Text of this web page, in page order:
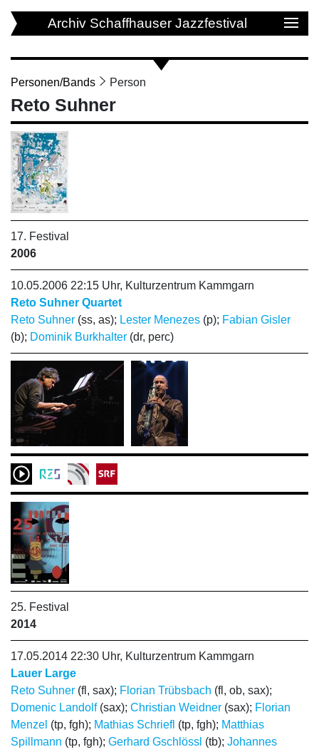
Archiv Schaffhauser Jazzfestival
Personen/Bands Person
Reto Suhner
17. Festival
2006
10.05.2006 22:15 Uhr, Kulturzentrum Kammgarn
Reto Suhner Quartet
Reto Suhner (ss, as); Lester Menezes (p); Fabian Gisler
(b); Dominik Burkhalter (dr, perc)
25. Festival
2014
17.05.2014 22:30 Uhr, Kulturzentrum Kammgarn
Lauer Large
Reto Suhner (fl, sax); Florian Trübsbach (fl, ob, sax);
Domenic Landolf(sax); Christian Weidner (sax); Florian
Menzel (tp, fgh); Mathias Schriefl (tp, fgh); Matthias
Spillmann (tp, fgh); Gerhard Gschlössl (tb); Johannes